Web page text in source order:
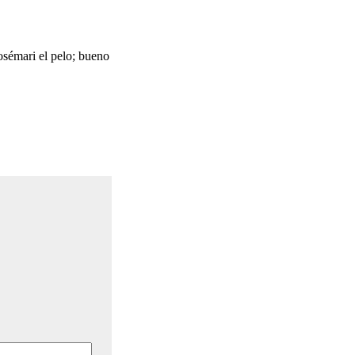
el pelo; bueno